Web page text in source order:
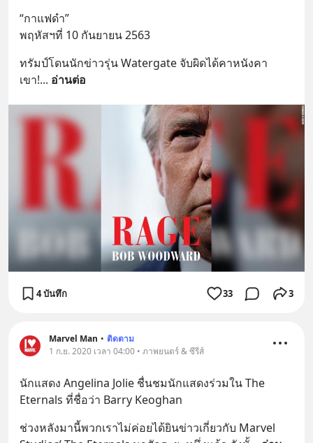
“กาแฟดำ”
พฤหัสฯที่ 10 กันยายน 2563
ทรัมป์โดนนักข่าวรุ่น Watergate จับผิดได้คาหนังคา
เขา!... อ่านต่อ
4 บันทึก 33 3
Marvel Man • ติดตาม
1 ก.ย. 2020 เวลา 04:00 • ภาพยนตร์ & ซีรีส์
นักแสดง Angelina Jolie ชื่นชมนักแสดงร่วมใน The
Eternals ที่ชื่อว่า Barry Keoghan
ช่วงหลังมานี้พวกเราไม่ค่อยได้ยินข่าวเกี่ยวกับ Marvel